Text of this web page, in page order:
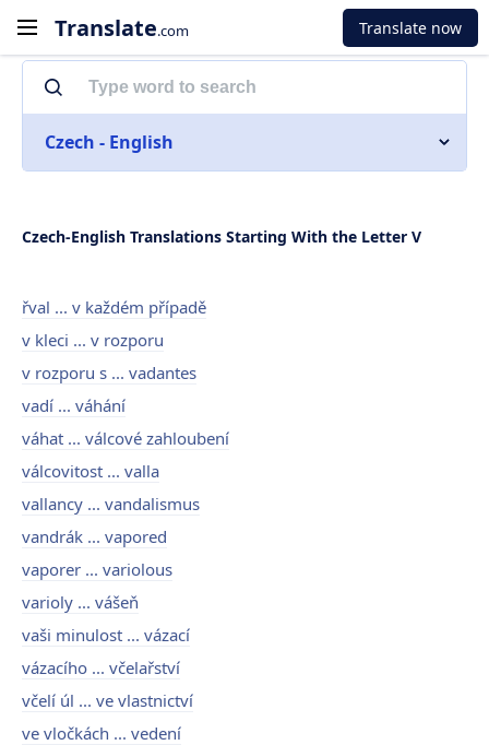
Translate.com Translate now
Czech - English
Czech-English Translations Starting With the Letter V
řval ... v každém případě
v kleci ... v rozporu
v rozporu s ... vadantes
vadí ... váhání
váhat ... válcové zahloubení
válcovitost ... valla
vallancy ... vandalismus
vandrák ... vapored
vaporer ... variolous
varioly ... vášeň
vaši minulost ... vázací
vázacího ... včelařství
včelí úl ... ve vlastnictví
ve vločkách ... vedení